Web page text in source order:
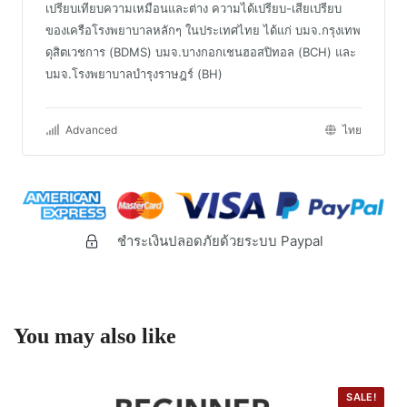
เปรียบเทียบความเหมือนและต่าง ความได้เปรียบ-เสียเปรียบ
ของเครือโรงพยาบาลหลักๆ ในประเทศไทย ได้แก่ บมจ.กรุงเทพ
ดุสิตเวชการ (BDMS) บมจ.บางกอกเชนฮอสปิทอล (BCH) และ
บมจ.โรงพยาบาลบำรุงราษฎร์ (BH)
Advanced ไทย
ชำระเงินปลอดภัยด้วยระบบ Paypal
You may also like
SALE!